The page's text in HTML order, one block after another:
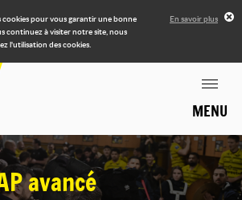
cookies pour vous garantir une bonne
continuez à visiter notre site, nous
l'utilisation des cookies.
En savoir plus
MENU
avancé